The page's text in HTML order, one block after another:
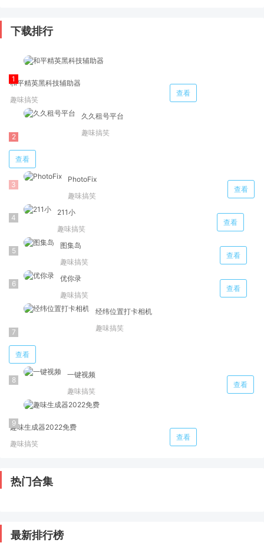
下载排行
和平精英黑科技辅助器
趣味搞笑
查看
久久租号平台
趣味搞笑
查看
PhotoFix
趣味搞笑
查看
211小
趣味搞笑
查看
图集岛
趣味搞笑
查看
优你录
趣味搞笑
查看
经纬位置打卡相机
趣味搞笑
查看
一键视频
趣味搞笑
查看
趣味生成器2022免费
趣味搞笑
查看
热门合集
最新排行榜